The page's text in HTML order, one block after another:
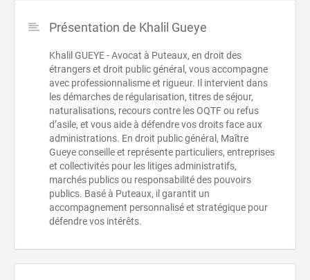
Présentation de Khalil Gueye
Khalil GUEYE - Avocat à Puteaux, en droit des
étrangers et droit public général, vous accompagne
avec professionnalisme et rigueur. Il intervient dans
les démarches de régularisation, titres de séjour,
naturalisations, recours contre les OQTF ou refus
d’asile, et vous aide à défendre vos droits face aux
administrations. En droit public général, Maître
Gueye conseille et représente particuliers, entreprises
et collectivités pour les litiges administratifs,
marchés publics ou responsabilité des pouvoirs
publics. Basé à Puteaux, il garantit un
accompagnement personnalisé et stratégique pour
défendre vos intérêts.